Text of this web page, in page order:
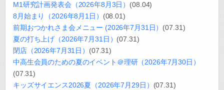
M1研究計画発表会（2026年8月3日） (08.04)
8月始まり（2026年8月1日） (08.01)
前期おつかれさま会メニュー (2026年7月31日） (07.31)
夏の打ち上げ（2026年7月31日） (07.31)
閉店（2026年7月31日） (07.31)
中高生会員のための夏のイベント＠理研（2026年7月30日）
(07.31)
キッズサイエンス2026夏（2026年7月29日） (07.31)